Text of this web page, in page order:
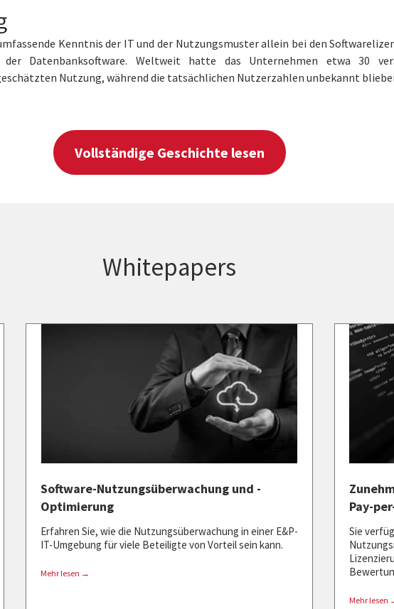
Kenntnis der IT und der Nutzungsmuster allein bei den
Datenbanksoftware. Weltweit hatte das Unternehmen etwa 30
Nutzung, während die tatsächlichen Nutzerzahlen unbekannt
Vollständige Geschichte lesen
Whitepapers
Software-Nutzungsüberwachung und -
Optimierung
Erfahren Sie, wie die Nutzungsüberwachung in einer E&P-
IT-Umgebung für viele Beteiligte von Vorteil sein kann.
Mehr lesen →
Pay-
Sie
Mehr lesen